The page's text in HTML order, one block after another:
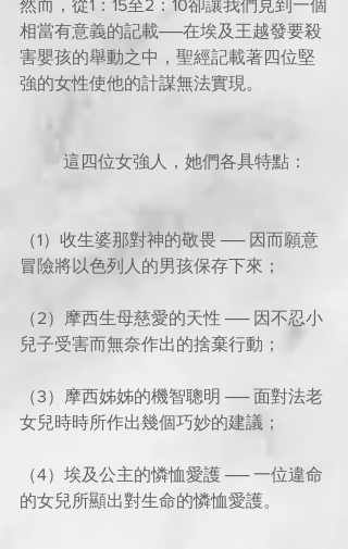
然而，從1：15至2：10卻讓我們見到一個
相當有意義的記載──在埃及王越發要殺
害嬰孩的舉動之中，聖經記載著四位堅
強的女性使他的計謀無法實現。
          這四位女強人，她們各具特點：
（1）收生婆那對神的敬畏 ── 因而願意
冒險將以色列人的男孩保存下來；
（2）摩西生母慈愛的天性 ── 因不忍小
兒子受害而無奈作出的捨棄行動；
（3）摩西姊姊的機智聰明 ── 面對法老
女兒時時所作出幾個巧妙的建議；
（4）埃及公主的憐恤愛護 ── 一位違命
的女兒所顯出對生命的憐恤愛護。